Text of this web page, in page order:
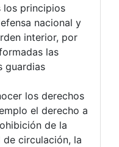
los principios
nacional y
interior, por
las
guardias
los derechos
el derecho a
de la
circulación, la